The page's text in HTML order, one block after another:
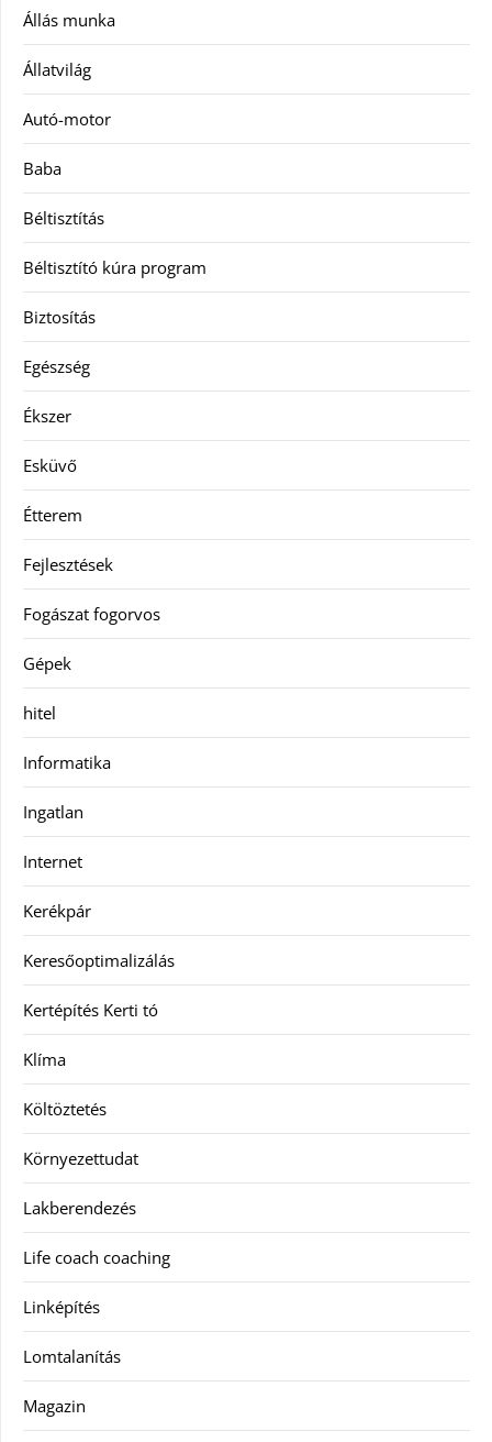
Állás munka
Állatvilág
Autó-motor
Baba
Béltisztítás
Béltisztító kúra program
Biztosítás
Egészség
Ékszer
Esküvő
Étterem
Fejlesztések
Fogászat fogorvos
Gépek
hitel
Informatika
Ingatlan
Internet
Kerékpár
Keresőoptimalizálás
Kertépítés Kerti tó
Klíma
Költöztetés
Környezettudat
Lakberendezés
Life coach coaching
Linképítés
Lomtalanítás
Magazin